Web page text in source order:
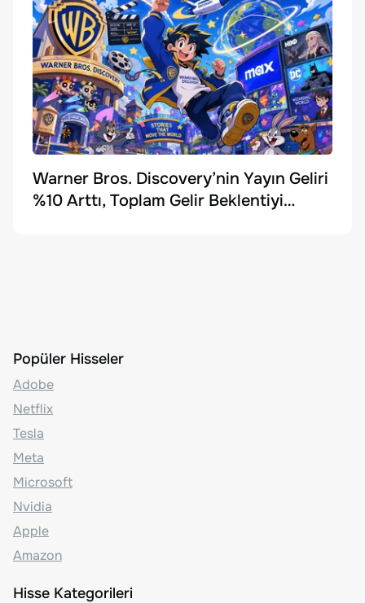
Warner Bros. Discovery’nin Yayın Geliri
%10 Arttı, Toplam Gelir Beklentiyi
Popüler Hisseler
Adobe
Netflix
Tesla
Meta
Microsoft
Nvidia
Apple
Amazon
Hisse Kategorileri